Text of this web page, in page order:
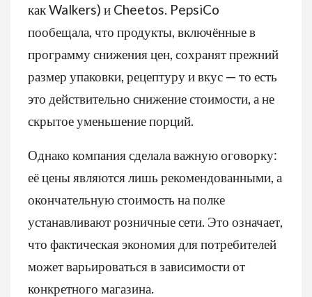
как Walkers) и Cheetos. PepsiCo
пообещала, что продукты, включённые в
программу снижения цен, сохранят прежний
размер упаковки, рецептуру и вкус — то есть
это действительно снижение стоимости, а не
скрытое уменьшение порций.
Однако компания сделала важную оговорку:
её цены являются лишь рекомендованными, а
окончательную стоимость на полке
устанавливают розничные сети. Это означает,
что фактическая экономия для потребителей
может варьироваться в зависимости от
конкретного магазина.